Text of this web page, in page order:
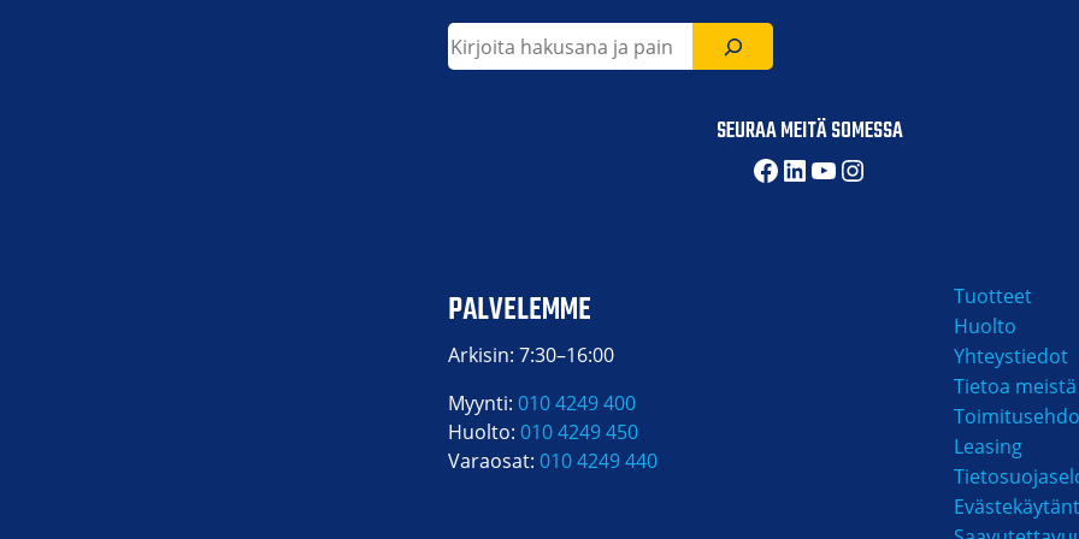
SEURAA MEITÄ SOMESSA
Facebook
LinkedIn
YouTube
Instagram
PALVELEMME
Arkisin: 7:30–16:00
Myynti: 010 4249 400
Huolto: 010 4249 450
Varaosat: 010 4249 440
Tuotteet
Huolto
Yhteystiedot
Tietoa meistä
Leasing